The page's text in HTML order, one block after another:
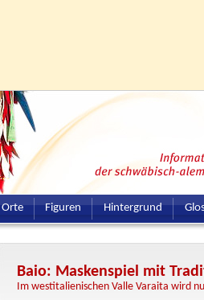
Orte Figuren Hintergrund
Baio: Maskenspiel mit
Im westitalienischen Valle Varaita wird